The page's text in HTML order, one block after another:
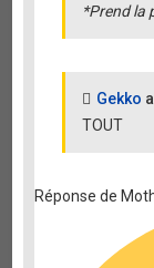
*Prend la
Gekko
TOUT
Réponse de